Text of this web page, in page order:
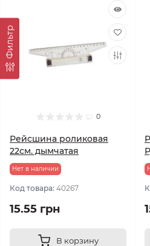
Фильтр
0
Рейсшина роликовая
22см. дымчатая
Нет в наличии
Код товара: 40267
15.55 грн
В корзину